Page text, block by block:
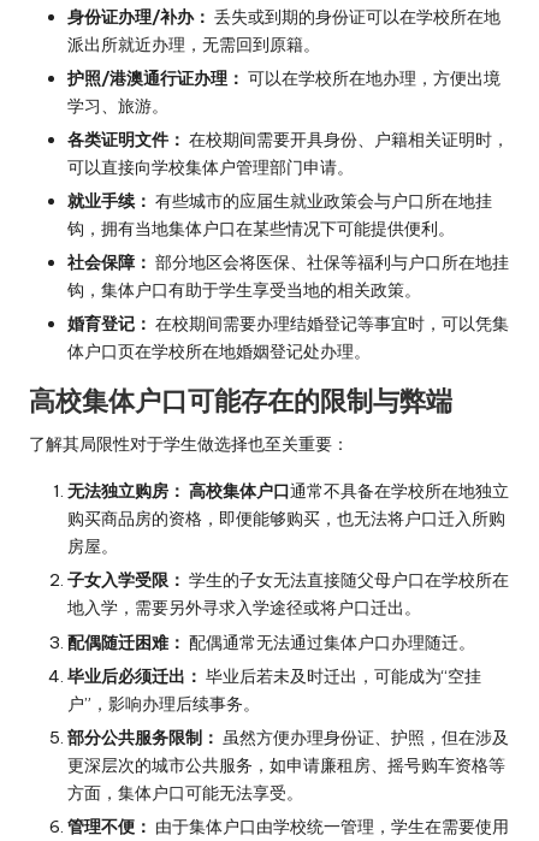
身份证办理/补办： 丢失或到期的身份证可以在学校所在地
派出所就近办理，无需回到原籍。
护照/港澳通行证办理： 可以在学校所在地办理，方便出境
学习、旅游。
各类证明文件： 在校期间需要开具身份、户籍相关证明时，
可以直接向学校集体户管理部门申请。
就业手续： 有些城市的应届生就业政策会与户口所在地挂
钩，拥有当地集体户口在某些情况下可能提供便利。
社会保障： 部分地区会将医保、社保等福利与户口所在地挂
钩，集体户口有助于学生享受当地的相关政策。
婚育登记： 在校期间需要办理结婚登记等事宜时，可以凭集
体户口页在学校所在地婚姻登记处办理。
高校集体户口可能存在的限制与弊端
了解其局限性对于学生做选择也至关重要：
无法独立购房： 高校集体户口通常不具备在学校所在地独立
购买商品房的资格，即便能够购买，也无法将户口迁入所购
房屋。
子女入学受限： 学生的子女无法直接随父母户口在学校所在
地入学，需要另外寻求入学途径或将户口迁出。
配偶随迁困难： 配偶通常无法通过集体户口办理随迁。
毕业后必须迁出： 毕业后若未及时迁出，可能成为“空挂
户”，影响办理后续事务。
部分公共服务限制： 虽然方便办理身份证、护照，但在涉及
更深层次的城市公共服务，如申请廉租房、摇号购车资格等
方面，集体户口可能无法享受。
管理不便： 由于集体户口由学校统一管理，学生在需要使用